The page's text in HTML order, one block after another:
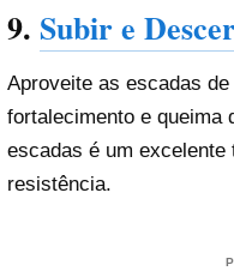
9. Subir e
Aproveite as escadas
fortalecimento e queima
escadas é um
resistência.